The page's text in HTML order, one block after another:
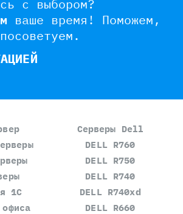
с выбором?
ваше время! Поможем,
1С
Серверы Dell
DELL R760
DELL R750
DELL R740
DELL R740xd
DELL R660